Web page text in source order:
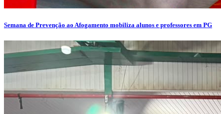
Semana de Prevenção ao Afogamento mobiliza alunos e professores em PG